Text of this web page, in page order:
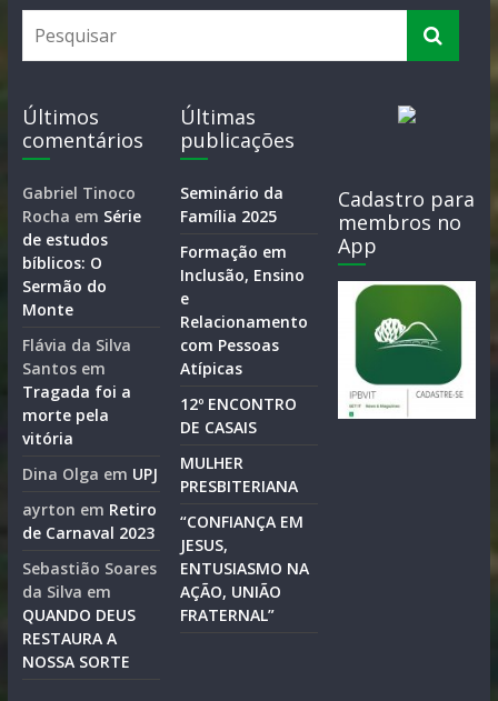
Últimos
comentários
Gabriel Tinoco
Rocha em Série
de estudos
bíblicos: O
Sermão do
Monte
Flávia da Silva
Santosem
Tragada foi a
morte pela
vitória
Dina Olga em UPJ
ayrton em Retiro
de Carnaval 2023
Sebastião Soares
da Silva em
QUANDO DEUS
RESTAURA A
NOSSA SORTE
Últimas
publicações
Seminário da
Família 2025
Formação em
Inclusão, Ensino
e
Relacionamento
com Pessoas
Atípicas
12º ENCONTRO
DE CASAIS
MULHER
PRESBITERIANA
“CONFIANÇA EM
JESUS,
ENTUSIASMO NA
AÇÃO, UNIÃO
FRATERNAL”
Cadastro para
membros no
App